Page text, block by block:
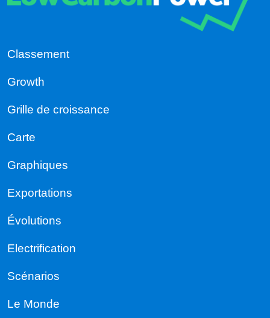
Classement
Growth
Grille de croissance
Carte
Graphiques
Exportations
Évolutions
Electrification
Scénarios
Le Monde